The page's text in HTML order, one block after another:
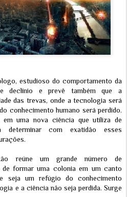
estudioso do comportamento da
declínio e prevê também que a
das trevas, onde a tecnologia será
conhecimento humano será perdido.
em uma nova ciência que utiliza de
determinar com exatidão esses
reúne um grande número de
formar uma colonia em um canto
seja um refúgio do conhecimento
e a ciência não seja perdida. Surge